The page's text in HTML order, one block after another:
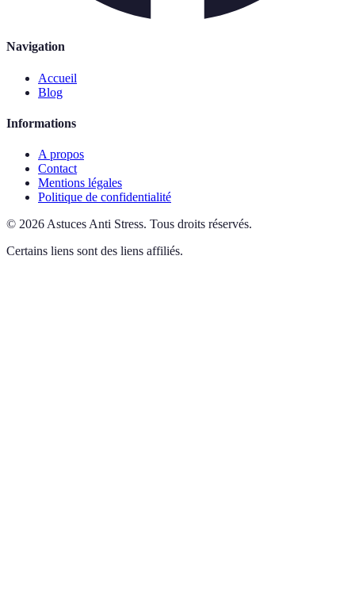
Navigation
Accueil
Blog
Informations
A propos
Contact
Mentions légales
Politique de confidentialité
© 2026 Astuces Anti Stress. Tous droits réservés.
Certains liens sont des liens affiliés.